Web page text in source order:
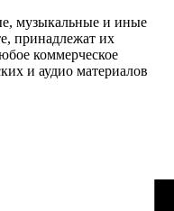
музыкальные и иные
принадлежат их
коммерческое
и аудио материалов